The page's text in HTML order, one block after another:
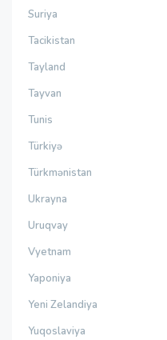
Suriya
Tacikistan
Tayland
Tayvan
Tunis
Türkiyə
Türkmənistan
Ukrayna
Uruqvay
Vyetnam
Yaponiya
Yeni Zelandiya
Yuqoslaviya